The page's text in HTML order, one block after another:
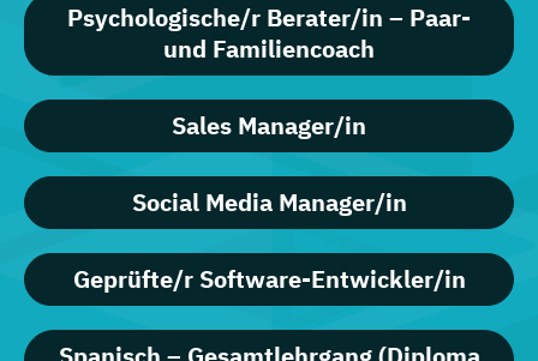
Psychologische/r Berater/in – Paar-
und Familiencoach
Sales Manager/in
Social Media Manager/in
Geprüfte/r Software-Entwickler/in